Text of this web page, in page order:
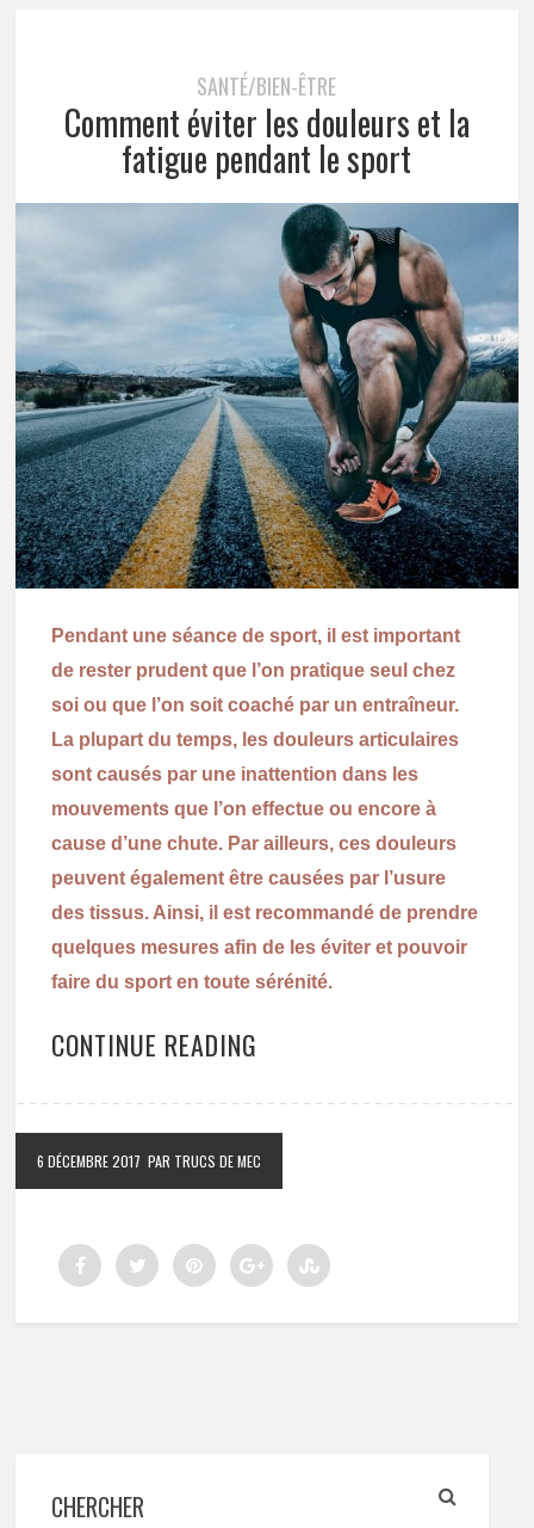
SANTÉ/BIEN-ÊTRE
Comment éviter les douleurs et la
fatigue pendant le sport
Pendant une séance de sport, il est important
de rester prudent que l’on pratique seul chez
soi ou que l’on soit coaché par un entraîneur.
La plupart du temps, les douleurs articulaires
sont causés par une inattention dans les
mouvements que l’on effectue ou encore à
cause d’une chute. Par ailleurs, ces douleurs
peuvent également être causées par l’usure
des tissus. Ainsi, il est recommandé de prendre
quelques mesures afin de les éviter et pouvoir
faire du sport en toute sérénité.
CONTINUE READING
6 DÉCEMBRE 2017 PAR TRUCS DE MEC
CHERCHER